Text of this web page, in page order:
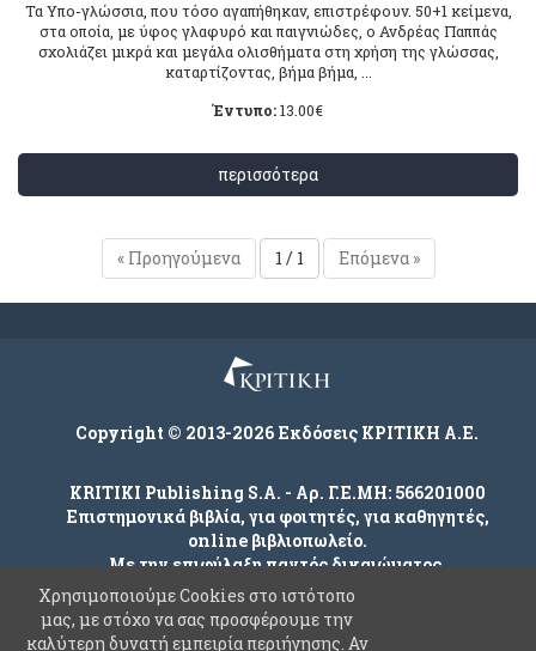
Τα Υπο-γλώσσια, που τόσο αγαπήθηκαν, επιστρέφουν. 50+1 κείμενα,
στα οποία, με ύφος γλαφυρό και παιγνιώδες, ο Ανδρέας Παππάς
σχολιάζει μικρά και μεγάλα ολισθήματα στη χρήση της γλώσσας,
καταρτίζοντας, βήμα βήμα, ...
Έντυπο:13.00€
περισσότερα
« Προηγούμενα 1 / 1 Επόμενα »
Copyright © 2013-2026 Εκδόσεις ΚΡΙΤΙΚΗ Α.Ε.
KRITIKI Publishing S.A. - Αρ. Γ.Ε.ΜΗ: 566201000
Επιστημονικά βιβλία, για φοιτητές, για καθηγητές,
online βιβλιοπωλείο.
Με την επιφύλαξη παντός δικαιώματος.
Χρησιμοποιούμε Cookies στο ιστότοπο
μας, με στόχο να σας προσφέρουμε την
καλύτερη δυνατή εμπειρία περιήγησης. Αν